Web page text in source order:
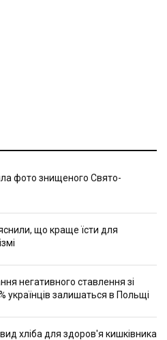
фото знищеного Свято-
що краще їсти для
негативного ставлення зі
українців залишаться в Польщі
хліба для здоров'я кишківника